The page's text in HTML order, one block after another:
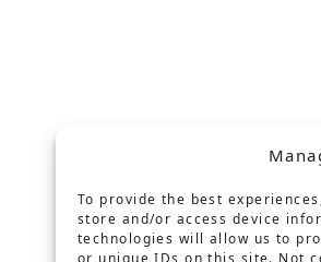
To provide the best
store and/or access device
technologies will allow us to
or unique IDs on this site. Not